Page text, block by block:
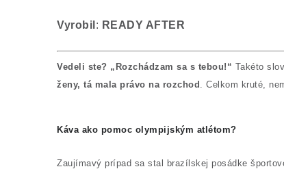
Vyrobil : READY AFTER
Vedeli ste? „Rozchádzam sa s tebou!“ Takéto
ženy, tá mala právo na rozchod . Celkom kruté,
Káva ako pomoc olympijským atlétom?
Zaujímavý prípad sa stal brazílskej posádke